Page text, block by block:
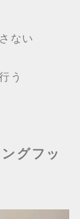
ない
う
グフッ